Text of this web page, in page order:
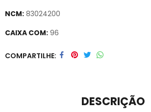
NCM: 83024200
CAIXA COM: 96
Secure crypto portfolio manager for
COMPARTILHE
DESCRIÇÃO